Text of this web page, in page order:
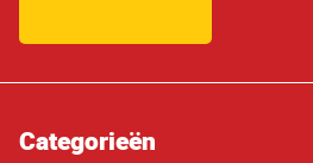
Categorieën